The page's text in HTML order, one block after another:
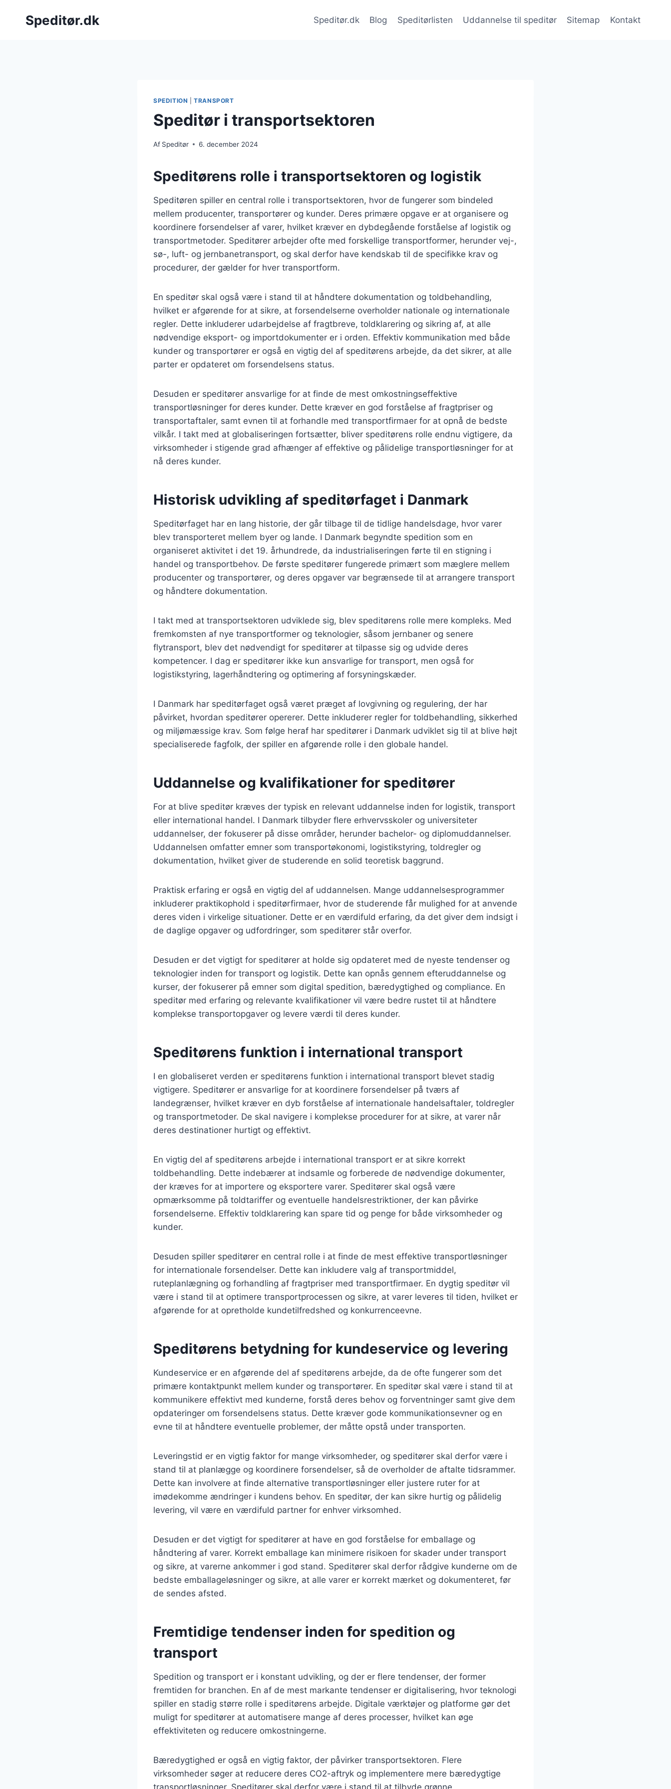
Speditør.dk Speditør.dk Blog Speditørlisten Uddannelse til speditør Sitemap Kontakt
SPEDITION |TRANSPORT
Speditør i transportsektoren
Af Speditør 6. december 2024
Speditørens rolle i transportsektoren og logistik
Speditøren spiller en central rolle i transportsektoren, hvor de fungerer som bindeled
mellem producenter, transportører og kunder. Deres primære opgave er at organisere og
koordinere forsendelser af varer, hvilket kræver en dybdegående forståelse af logistik og
transportmetoder. Speditører arbejder ofte med forskellige transportformer, herunder vej-,
sø-, luft- og jernbanetransport, og skal derfor have kendskab til de specifikke krav og
procedurer, der gælder for hver transportform.
En speditør skal også være i stand til at håndtere dokumentation og toldbehandling,
hvilket er afgørende for at sikre, at forsendelserne overholder nationale og internationale
regler. Dette inkluderer udarbejdelse af fragtbreve, toldklarering og sikring af, at alle
nødvendige eksport- og importdokumenter er i orden. Effektiv kommunikation med både
kunder og transportører er også en vigtig del af speditørens arbejde, da det sikrer, at alle
parter er opdateret om forsendelsens status.
Desuden er speditører ansvarlige for at finde de mest omkostningseffektive
transportløsninger for deres kunder. Dette kræver en god forståelse af fragtpriser og
transportaftaler, samt evnen til at forhandle med transportfirmaer for at opnå de bedste
vilkår. I takt med at globaliseringen fortsætter, bliver speditørens rolle endnu vigtigere, da
virksomheder i stigende grad afhænger af effektive og pålidelige transportløsninger for at
nå deres kunder.
Historisk udvikling af speditørfaget i Danmark
Speditørfaget har en lang historie, der går tilbage til de tidlige handelsdage, hvor varer
blev transporteret mellem byer og lande. I Danmark begyndte spedition som en
organiseret aktivitet i det 19. århundrede, da industrialiseringen førte til en stigning i
handel og transportbehov. De første speditører fungerede primært som mæglere mellem
producenter og transportører, og deres opgaver var begrænsede til at arrangere transport
og håndtere dokumentation.
I takt med at transportsektoren udviklede sig, blev speditørens rolle mere kompleks. Med
fremkomsten af nye transportformer og teknologier, såsom jernbaner og senere
flytransport, blev det nødvendigt for speditører at tilpasse sig og udvide deres
kompetencer. I dag er speditører ikke kun ansvarlige for transport, men også for
logistikstyring, lagerhåndtering og optimering af forsyningskæder.
I Danmark har speditørfaget også været præget af lovgivning og regulering, der har
påvirket, hvordan speditører opererer. Dette inkluderer regler for toldbehandling, sikkerhed
og miljømæssige krav. Som følge heraf har speditører i Danmark udviklet sig til at blive højt
specialiserede fagfolk, der spiller en afgørende rolle i den globale handel.
Uddannelse og kvalifikationer for speditører
For at blive speditør kræves der typisk en relevant uddannelse inden for logistik, transport
eller international handel. I Danmark tilbyder flere erhvervsskoler og universiteter
uddannelser, der fokuserer på disse områder, herunder bachelor- og diplomuddannelser.
Uddannelsen omfatter emner som transportøkonomi, logistikstyring, toldregler og
dokumentation, hvilket giver de studerende en solid teoretisk baggrund.
Praktisk erfaring er også en vigtig del af uddannelsen. Mange uddannelsesprogrammer
inkluderer praktikophold i speditørfirmaer, hvor de studerende får mulighed for at anvende
deres viden i virkelige situationer. Dette er en værdifuld erfaring, da det giver dem indsigt i
de daglige opgaver og udfordringer, som speditører står overfor.
Desuden er det vigtigt for speditører at holde sig opdateret med de nyeste tendenser og
teknologier inden for transport og logistik. Dette kan opnås gennem efteruddannelse og
kurser, der fokuserer på emner som digital spedition, bæredygtighed og compliance. En
speditør med erfaring og relevante kvalifikationer vil være bedre rustet til at håndtere
komplekse transportopgaver og levere værdi til deres kunder.
Speditørens funktion i international transport
I en globaliseret verden er speditørens funktion i international transport blevet stadig
vigtigere. Speditører er ansvarlige for at koordinere forsendelser på tværs af
landegrænser, hvilket kræver en dyb forståelse af internationale handelsaftaler, toldregler
og transportmetoder. De skal navigere i komplekse procedurer for at sikre, at varer når
deres destinationer hurtigt og effektivt.
En vigtig del af speditørens arbejde i international transport er at sikre korrekt
toldbehandling. Dette indebærer at indsamle og forberede de nødvendige dokumenter,
der kræves for at importere og eksportere varer. Speditører skal også være
opmærksomme på toldtariffer og eventuelle handelsrestriktioner, der kan påvirke
forsendelserne. Effektiv toldklarering kan spare tid og penge for både virksomheder og
kunder.
Desuden spiller speditører en central rolle i at finde de mest effektive transportløsninger
for internationale forsendelser. Dette kan inkludere valg af transportmiddel,
ruteplanlægning og forhandling af fragtpriser med transportfirmaer. En dygtig speditør vil
være i stand til at optimere transportprocessen og sikre, at varer leveres til tiden, hvilket er
afgørende for at opretholde kundetilfredshed og konkurrenceevne.
Speditørens betydning for kundeservice og levering
Kundeservice er en afgørende del af speditørens arbejde, da de ofte fungerer som det
primære kontaktpunkt mellem kunder og transportører. En speditør skal være i stand til at
kommunikere effektivt med kunderne, forstå deres behov og forventninger samt give dem
opdateringer om forsendelsens status. Dette kræver gode kommunikationsevner og en
evne til at håndtere eventuelle problemer, der måtte opstå under transporten.
Leveringstid er en vigtig faktor for mange virksomheder, og speditører skal derfor være i
stand til at planlægge og koordinere forsendelser, så de overholder de aftalte tidsrammer.
Dette kan involvere at finde alternative transportløsninger eller justere ruter for at
imødekomme ændringer i kundens behov. En speditør, der kan sikre hurtig og pålidelig
levering, vil være en værdifuld partner for enhver virksomhed.
Desuden er det vigtigt for speditører at have en god forståelse for emballage og
håndtering af varer. Korrekt emballage kan minimere risikoen for skader under transport
og sikre, at varerne ankommer i god stand. Speditører skal derfor rådgive kunderne om de
bedste emballageløsninger og sikre, at alle varer er korrekt mærket og dokumenteret, før
de sendes afsted.
Fremtidige tendenser inden for spedition og
transport
Spedition og transport er i konstant udvikling, og der er flere tendenser, der former
fremtiden for branchen. En af de mest markante tendenser er digitalisering, hvor teknologi
spiller en stadig større rolle i speditørens arbejde. Digitale værktøjer og platforme gør det
muligt for speditører at automatisere mange af deres processer, hvilket kan øge
effektiviteten og reducere omkostningerne.
Bæredygtighed er også en vigtig faktor, der påvirker transportsektoren. Flere
virksomheder søger at reducere deres CO2-aftryk og implementere mere bæredygtige
transportløsninger. Speditører skal derfor være i stand til at tilbyde grønne